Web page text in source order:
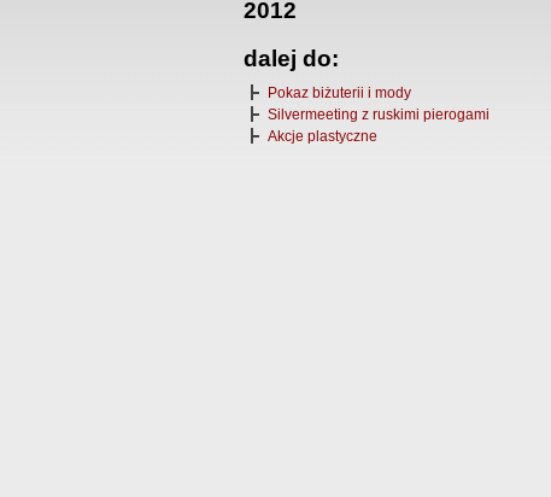
2012
dalej do:
Pokaz biżuterii i mody
Silvermeeting z ruskimi pierogami
Akcje plastyczne